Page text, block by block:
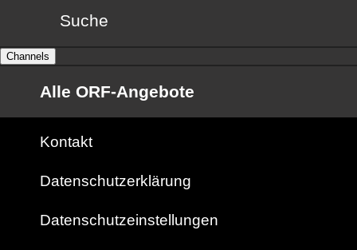
Suche
Channels
Alle ORF-Angebote
Kontakt
Datenschutzerklärung
Datenschutzeinstellungen